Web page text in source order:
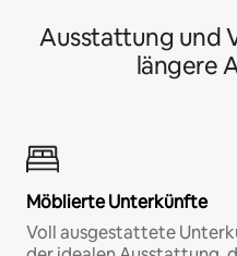
Ausstattung und
längere
Möblierte Unterkünfte
Voll ausgestattete